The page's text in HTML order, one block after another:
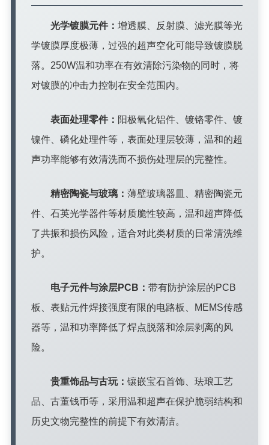
光学镀膜元件： 增透膜、反射膜、滤光膜等光
学镀膜厚度极薄，过强的超声空化可能导致镀膜脱
落。250W温和功率在有效清除污染物的同时，将
对镀膜的冲击力控制在安全范围内。
表面处理零件： 阳极氧化铝件、镀铬零件、镀
镍件、磷化处理件等，表面处理层较薄，温和的超
声功率能够有效清洗而不损伤处理层的完整性。
精密陶瓷与玻璃： 薄壁玻璃器皿、精密陶瓷元
件、石英光学器件等材质脆性较高，温和超声降低
了共振和损伤风险，适合对此类材质的日常清洗维
护。
电子元件与涂层PCB： 带有防护涂层的PCB
板、表贴元件焊接强度有限的电路板、MEMS传感
器等，温和功率降低了焊点脱落和涂层剥离的风
险。
贵重饰品与古玩： 镶嵌宝石首饰、珐琅工艺
品、古董钱币等，采用温和超声在保护脆弱结构和
历史文物完整性的前提下有效清洁。